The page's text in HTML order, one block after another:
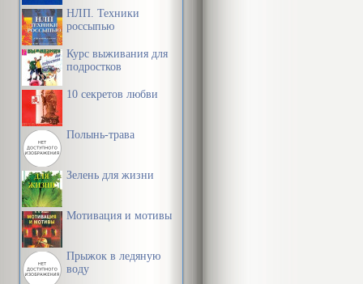
НЛП. Техники
россыпью
Курс выживания для
подростков
10 секретов любви
Полынь-трава
Зелень для жизни
Мотивация и мотивы
Прыжок в ледяную
воду